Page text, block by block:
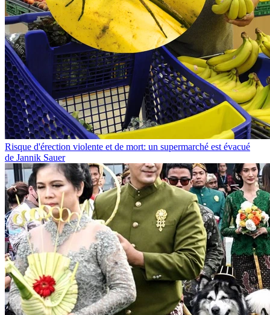
Risque d'érection violente et de mort: un supermarché est évacué
de Jannik Sauer